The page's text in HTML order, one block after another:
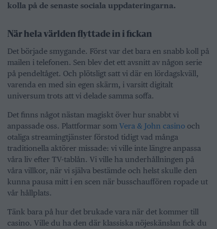
kolla på de senaste sociala uppdateringarna.
När hela världen flyttade in i fickan
Det började smygande. Först var det bara en snabb koll på
mailen i telefonen. Sen blev det ett avsnitt av någon serie
på pendeltåget. Och plötsligt satt vi där en lördagskväll,
varenda en med sin egen skärm, i varsitt digitalt
universum trots att vi delade samma soffa.
Det finns något nästan magiskt över hur snabbt vi
anpassade oss. Plattformar som Vera & John casino och
otaliga streamingtjänster förstod tidigt vad många
traditionella aktörer missade: vi ville inte längre anpassa
våra liv efter TV-tablån. Vi ville ha underhållningen på
våra villkor, när vi själva bestämde och helst skulle den
kunna pausa mitt i en scen när busschauffören ropade ut
vår hållplats.
Tänk bara på hur det brukade vara när det kommer till
casino. Ville du ha den där klassiska nöjeskänslan fick du